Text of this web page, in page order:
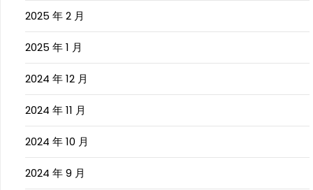
2025 年 2 月
2025 年 1 月
2024 年 12 月
2024 年 11 月
2024 年 10 月
2024 年 9 月